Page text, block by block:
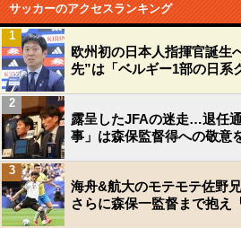
サッカーのアクセスランキング
欧州初の日本人指揮官誕生
先”は「ベルギー1部の日系
1
露呈したJFAの迷走…退任
事」は森保監督得への敬意
2
海舟&航大のモテモテ佐野
さらに森保一監督まで抱え
3